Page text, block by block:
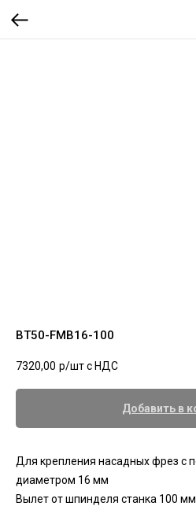
BT50-FMB16-100
7320,00 р/шт c НДС
Добавить в
Для крепления насадных фрез с
диаметром 16 мм
Вылет от шпинделя станка 100 мм